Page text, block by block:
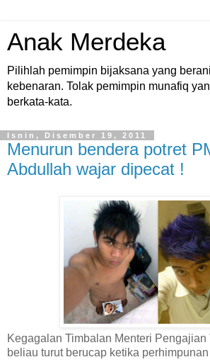
Anak Merdeka
Pilihlah pemimpin bijaksana yang
kebenaran. Tolak pemimpin munafiq
berkata-kata.
Isnin, Disember 19, 2011
Menurun bendera potret
Abdullah wajar dipecat !
Kegagalan Timbalan Menteri
beliau turut berucap ketika